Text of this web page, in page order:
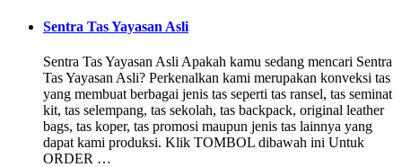
Sentra Tas Yayasan Asli
Sentra Tas Yayasan Asli Apakah kamu sedang mencari Sentra
Tas Yayasan Asli? Perkenalkan kami merupakan konveksi tas
yang membuat berbagai jenis tas seperti tas ransel, tas seminat
kit, tas selempang, tas sekolah, tas backpack, original leather
bags, tas koper, tas promosi maupun jenis tas lainnya yang
dapat kami produksi. Klik TOMBOL dibawah ini Untuk
ORDER …